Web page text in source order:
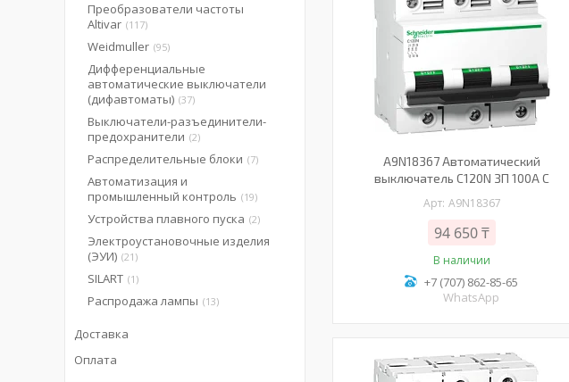
A9N18367 Автоматический
выключатель C120N ЗП 100А С
A9N18367
94 650 ₸
В наличии
+7 (707) 862-85-65
WhatsApp
Преобразователи частоты
Altivar 117
Weidmuller 95
Дифференциальные
автоматические выключатели
(дифавтоматы) 37
Выключатели-разъединители-
предохранители 2
Распределительные блоки 7
Автоматизация и
промышленный контроль
19
Устройства плавного пуска 2
Электроустановочные изделия
(ЭУИ) 21
SILART 1
Распродажа лампы 13
Доставка
Оплата